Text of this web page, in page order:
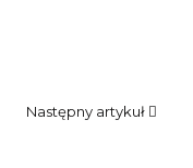
Następny artykuł